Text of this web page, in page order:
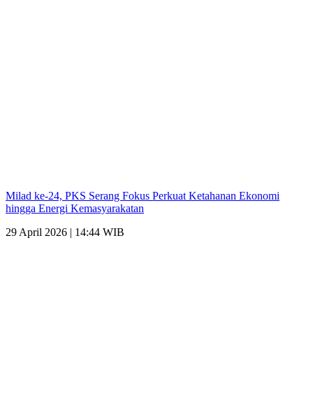
Milad ke-24, PKS Serang Fokus Perkuat Ketahanan Ekonomi
hingga Energi Kemasyarakatan
29 April 2026 | 14:44 WIB